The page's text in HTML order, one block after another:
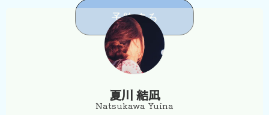
予約する
夏川 結凪
Natsukawa Yuina